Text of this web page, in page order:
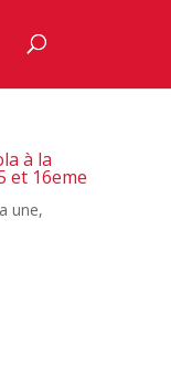
à la
et 16eme
une,